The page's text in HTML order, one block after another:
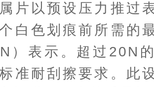
片以预设压力推过
白色划痕前所需的
）表示。超过20N
准耐刮擦要求。此